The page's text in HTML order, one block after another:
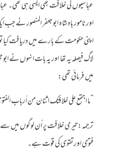
عباسیوں کی خلافت بھی ایسی ہی
اور نامور بادشاہ ابو جعفر المنصور نے جب
اپنی حکومت کے بارے میں دریافت کیا
لاگ فیصلہ یہ تھا اور یہ بات انہوں نے
میں فرمائی تھی:
“ما اجتمع على خلافتك اثنان من أرباب
ترجمہ: تیری خلافت پر اُن لوگوں میں
فتوی اور تقوی کی قوت ہے۔